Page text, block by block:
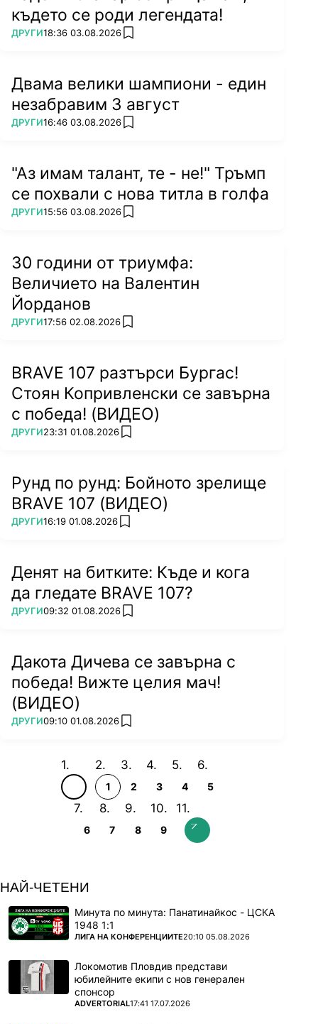
където се роди легендата!
ПОВЕЧЕ ОТ
ДРУГИ18:36 03.08.2026 add favorites
Двама велики шампиони - един
незабравим 3 август
ПОВЕЧЕ ОТ
ДРУГИ16:46 03.08.2026 add favorites
"Аз имам талант, те - не!" Тръмп
се похвали с нова титла в голфа
ПОВЕЧЕ ОТ
ДРУГИ15:56 03.08.2026 add favorites
30 години от триумфа:
Величието на Валентин
Йорданов
ПОВЕЧЕ ОТ
ДРУГИ17:56 02.08.2026 add favorites
BRAVE 107 разтърси Бургас!
Стоян Копривленски се завърна
с победа! (ВИДЕО)
ПОВЕЧЕ ОТ
ДРУГИ23:31 01.08.2026 add favorites
Рунд по рунд: Бойното зрелище
BRAVE 107 (ВИДЕО)
ПОВЕЧЕ ОТ
ДРУГИ16:19 01.08.2026 add favorites
Денят на битките: Къде и кога
да гледате BRAVE 107?
ПОВЕЧЕ ОТ
ДРУГИ09:32 01.08.2026 add favorites
Дакота Дичева се завърна с
победа! Вижте целия мач!
(ВИДЕО)
ПОВЕЧЕ ОТ
ДРУГИ09:10 01.08.2026 add favorites
1 2 3 4 5
6 7 8 9
НАЙ-ЧЕТЕНИ
Минута по минута: Панатинайкос - ЦСКА
1948 1:1
ПОВЕЧЕ ОТ
ЛИГА НА КОНФЕРЕНЦИИТЕ20:10 05.08.2026
Локомотив Пловдив представи
юбилейните екипи с нов генерален
спонсор
ПОВЕЧЕ ОТ
ADVERTORIAL17:41 17.07.2026